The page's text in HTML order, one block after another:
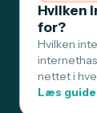
Hvilken
for?
Hvilken
nettet i
Læs